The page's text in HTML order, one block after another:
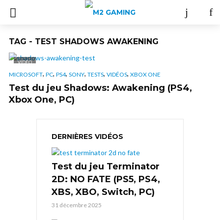
TAG - TEST SHADOWS AWAKENING
VIDÉO
MICROSOFT, PC, PS4, SONY, TESTS, VIDÉOS, XBOX ONE
Test du jeu Shadows: Awakening (PS4,
Xbox One, PC)
DERNIÈRES VIDÉOS
Test du jeu Terminator
2D: NO FATE (PS5, PS4,
XBS, XBO, Switch, PC)
31 décembre 2025